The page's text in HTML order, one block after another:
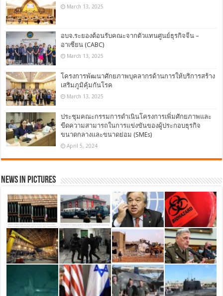
March 13, 2025
อบจ.ระยองต้อนรับคณะจากตัวแทนศูนย์ธุรกิจจีน –
อาเซียน (CABC)
March 13, 2025
โครงการพัฒนาศักยภาพบุคลากรด้านการให้บริการสร้าง
เสริมภูมิคุ้มกันโรค
March 13, 2025
ประชุมคณะกรรมการดำเนินโครงการเพิ่มศักยภาพและ
ขีดความสามารถในการแข่งขันของผู้ประกอบธุรกิจ
ขนาดกลางและขนาดย่อม (SMEs)
April 5, 2024
News in Pictures